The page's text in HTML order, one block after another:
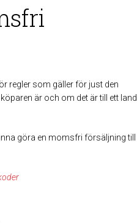
regler som gäller för just den
är och om det är till ett land
göra en momsfri försäljning till